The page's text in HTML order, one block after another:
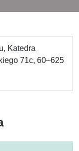
Katedra
71c, 60–625